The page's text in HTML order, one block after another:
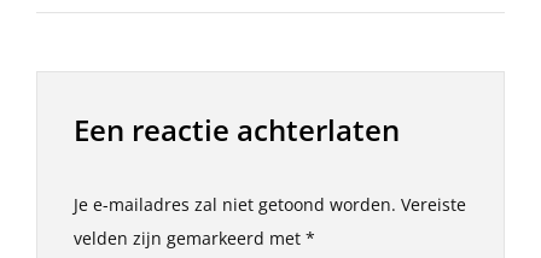
Een reactie achterlaten
Je e-mailadres zal niet getoond worden. Vereiste
velden zijn gemarkeerd met *